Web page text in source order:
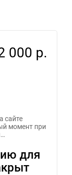
000 р.
сайте
момент при
для